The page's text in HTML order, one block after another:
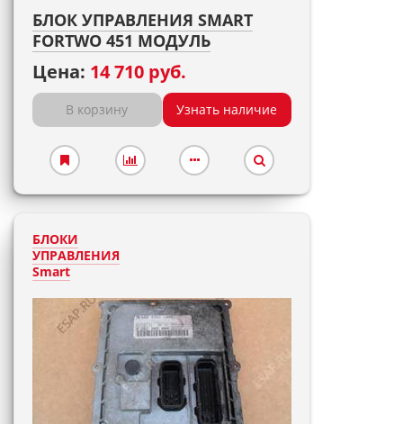
БЛОК УПРАВЛЕНИЯ SMART
FORTWO 451 МОДУЛЬ
Цена: 14 710 руб.
В корзину Узнать наличие
БЛОКИ
УПРАВЛЕНИЯ
Smart